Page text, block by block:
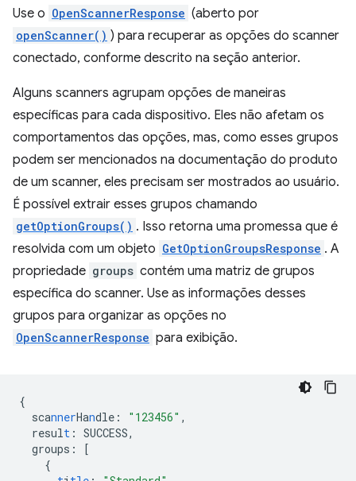
Use o OpenScannerResponse (aberto por
openScanner() ) para recuperar as opções do scanner
conectado, conforme descrito na seção anterior.
Alguns scanners agrupam opções de maneiras
específicas para cada dispositivo. Eles não afetam os
comportamentos das opções, mas, como esses grupos
podem ser mencionados na documentação do produto
de um scanner, eles precisam ser mostrados ao usuário.
É possível extrair esses grupos chamando
getOptionGroups() . Isso retorna uma promessa que é
resolvida com um objeto GetOptionGroupsResponse . A
propriedade groups contém uma matriz de grupos
específica do scanner. Use as informações desses
grupos para organizar as opções no
OpenScannerResponse para exibição.
{
scannerHandle : "123456" ,
result : SUCCESS,
groups :
[
{